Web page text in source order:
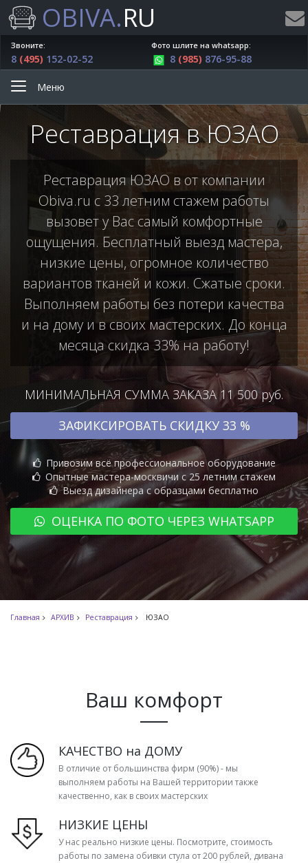
OBIVA.RU
Звоните:
8 (495) 152-02-52
Фото шлите на whatsapp:
8 (985) 876-95-88
Меню
Реставрация в ЮЗАО
Реставрация ЮЗАО в от компании
Obiva.ru с 33 летним стажем работы
вызовет у Вас самый комфортные
ощущения. Бесплатный выезд мастера,
низкие цены, огромное количество
вариантов тканей и кожи. Сжатые сроки.
Выполняем работы без потери качества
и на дому и в своих мастерских. До конца
месяца скидка 33% на работу!
МИНИМАЛЬНАЯ СУММА ЗАКАЗА 11 500 руб.
ЗАФИКСИРОВАТЬ СКИДКУ 33 %
Привозим всё профессиональное оборудование
Опытные мастера-москвичи с 25 летним стажем
Выезд дизайнера с образцами бесплатно
ОЦЕНКА ПО ФОТО ЧЕРЕЗ WHATSAPP
Главная АРХИВ Реставрация ЮЗАО
Ваш комфорт
КАЧЕСТВО на ДОМУ
В отличие от большинства фирм (90%) - мы
выполняем работы на Вашей территории также
качественно, как в своих мастерских
НИЗКИЕ ЦЕНЫ
У нас реально низкие цены. Посмотрите, стоимость
работы по замена обивки стула от 200 рублей, дивана